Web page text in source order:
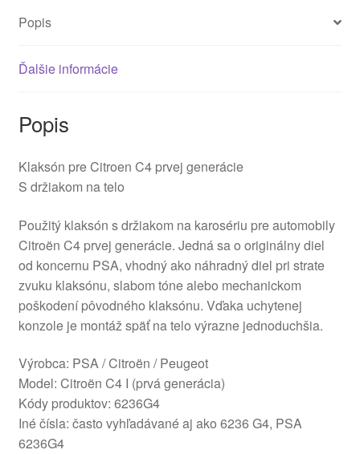
Popis
Ďalšie informácie
Popis
Klaksón pre Citroen C4 prvej generácie
S držiakom na telo
Použitý klaksón s držiakom na karosériu pre automobily
Citroën C4 prvej generácie. Jedná sa o originálny diel
od koncernu PSA, vhodný ako náhradný diel pri strate
zvuku klaksónu, slabom tóne alebo mechanickom
poškodení pôvodného klaksónu. Vďaka uchytenej
konzole je montáž späť na telo výrazne jednoduchšia.
Výrobca: PSA / Citroën / Peugeot
Model: Citroën C4 I (prvá generácia)
Kódy produktov: 6236G4
Iné čísla: často vyhľadávané aj ako 6236 G4, PSA
6236G4